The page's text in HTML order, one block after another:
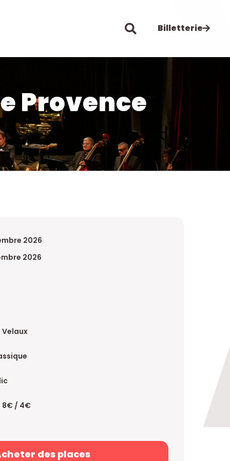
Billetterie
Provence
2026
2026
Velaux
8€ / 4€
des places